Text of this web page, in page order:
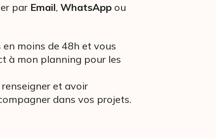
par Email, WhatsApp ou
en moins de 48h et vous
à mon planning pour les
renseigner et avoir
dans vos projets.